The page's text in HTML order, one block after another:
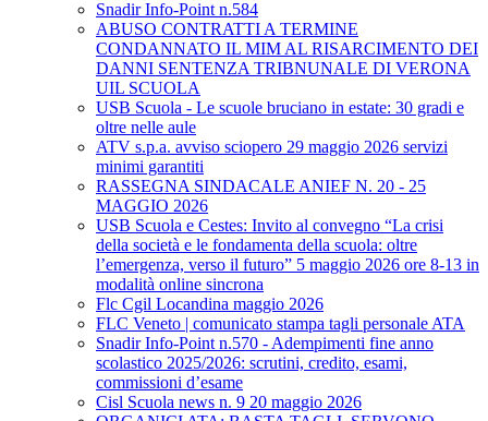
Snadir Info-Point n.584
ABUSO CONTRATTI A TERMINE
CONDANNATO IL MIM AL RISARCIMENTO DEI
DANNI SENTENZA TRIBNUNALE DI VERONA
UIL SCUOLA
USB Scuola - Le scuole bruciano in estate: 30 gradi e
oltre nelle aule
ATV s.p.a. avviso sciopero 29 maggio 2026 servizi
minimi garantiti
RASSEGNA SINDACALE ANIEF N. 20 - 25
MAGGIO 2026
USB Scuola e Cestes: Invito al convegno “La crisi
della società e le fondamenta della scuola: oltre
l’emergenza, verso il futuro” 5 maggio 2026 ore 8-13 in
modalità online sincrona
Flc Cgil Locandina maggio 2026
FLC Veneto | comunicato stampa tagli personale ATA
Snadir Info-Point n.570 - Adempimenti fine anno
scolastico 2025/2026: scrutini, credito, esami,
commissioni d’esame
Cisl Scuola news n. 9 20 maggio 2026